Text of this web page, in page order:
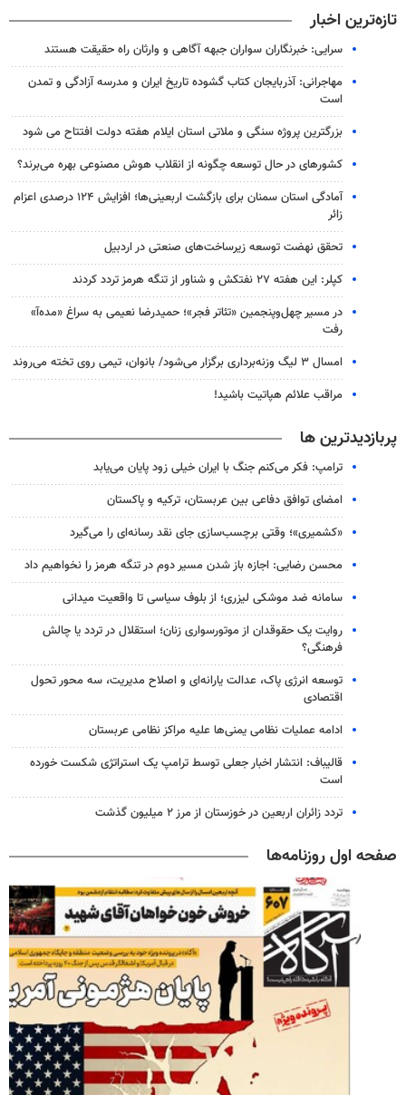
تازه‌ترین اخبار
سرایی: خبرنگاران سواران جبهه آگاهی و وارثان راه حقیقت هستند
مهاجرانی: آذربایجان کتاب گشوده تاریخ ایران و مدرسه آزادگی و تمدن
است
بزرگترین پروژه سنگی و ملاتی استان ایلام هفته دولت افتتاح می شود
کشورهای در حال توسعه چگونه از انقلاب هوش مصنوعی بهره می‌برند؟
آمادگی استان سمنان برای بازگشت اربعینی‌ها؛ افزایش ۱۲۴ درصدی اعزام
زائر
تحقق نهضت توسعه زیرساخت‌های صنعتی در اردبیل
کپلر: این هفته ۲۷ نفتکش و شناور از تنگه هرمز تردد کردند
در مسیر چهل‌وپنجمین «تئاتر فجر»؛ حمیدرضا نعیمی به سراغ «مده‌آ»
رفت
امسال ۳ لیگ وزنه‌برداری برگزار می‌شود/ بانوان، تیمی روی تخته می‌روند
مراقب علائم هپاتیت باشید!
پربازدیدترین ها
ترامپ: فکر می‌کنم جنگ با ایران خیلی زود پایان می‌یابد
امضای توافق دفاعی بین عربستان، ترکیه و پاکستان
«کشمیری»؛ وقتی برچسب‌سازی جای نقد رسانه‌ای را می‌گیرد
محسن رضایی: اجازه باز شدن مسیر دوم در تنگه هرمز را نخواهیم داد
سامانه ضد موشکی لیزری؛ از بلوف سیاسی تا واقعیت میدانی
روایت یک حقوقدان از موتورسواری زنان؛ استقلال در تردد یا چالش
فرهنگی؟
توسعه انرژی پاک، عدالت یارانه‌ای و اصلاح مدیریت، سه محور تحول
اقتصادی
ادامه عملیات نظامی یمنی‌ها علیه مراکز نظامی عربستان
قالیباف: انتشار اخبار جعلی توسط ترامپ یک استراتژی شکست خورده
است
تردد زائران اربعین در خوزستان از مرز ۲ میلیون گذشت
صفحه اول روزنامه‌ها